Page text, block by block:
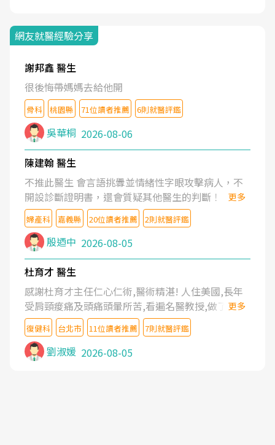
網友就醫經驗分享
謝邦鑫 醫生
很後悔帶媽媽去給他開
骨科 桃園縣 71位讀者推薦 6則就醫評鑑
吳華桐 2026-08-06
陳建翰 醫生
不推此醫生 會言語挑釁並情緒性字眼攻擊病人，不
開設診斷證明書，還會質疑其他醫生的判斷！
更多
婦產科 嘉義縣 20位讀者推薦 2則就醫評鑑
殷迺中 2026-08-05
杜育才 醫生
感謝杜育才主任仁心仁術,醫術精湛! 人住美國,長年
受肩頸痠痛及頭痛頭暈所苦,看遍名醫教授,做了各種
檢查,也嘗試過西醫打針,中醫針灸及物理徒手治療都
沒有用,後來連吃到嗎啡類止痛藥都效果有限,只是壓
症狀,沒多久就痛起來,多年失眠嚴重影響生活品質.
台灣親友介紹忠孝醫院杜育才主任是頸頭症候群專
更多
復健科 台北市 11位讀者推薦 7則就醫評鑑
劉淑媛 2026-08-05